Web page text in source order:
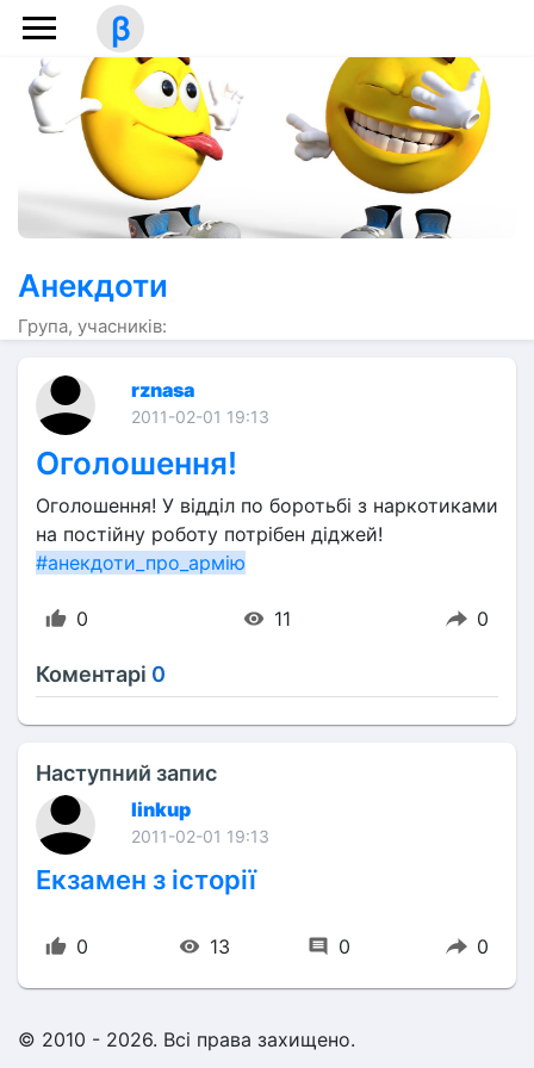
β
Анекдоти
Група, учасників:
rznasa
2011-02-01 19:13
Оголошення!
Оголошення! У відділ по боротьбі з наркотиками
на постійну роботу потрібен діджей!
#анекдоти_про_армію
0 11 0
Коментарі 0
Наступний запис
linkup
2011-02-01 19:13
Екзамен з історії
0 13 0 0
© 2010 - 2026. Всі права захищено.